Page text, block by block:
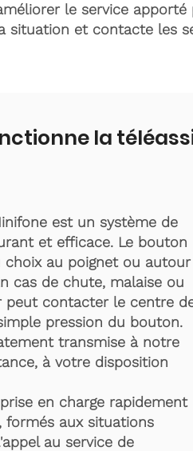
le service
situation et contacte les
la
est un système de
et efficace. Le bouton
choix au poignet ou autour
cas de chute, malaise ou
peut contacter le centre
pression du bouton.
transmise à notre
à votre disposition
en charge rapidement
formés aux situations
au service de